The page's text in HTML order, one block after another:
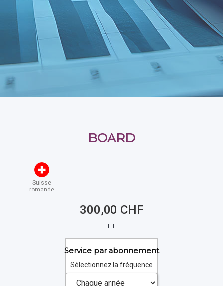
BOARD
Suisse
romande
300,00 CHF
HT
Service par abonnement
Sélectionnez la fréquence